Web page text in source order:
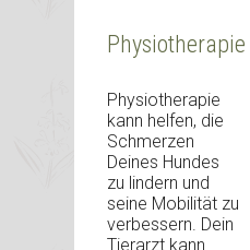
Physiotherapie
Physiotherapie
kann helfen, die
Schmerzen
Deines Hundes
zu lindern und
seine Mobilität zu
verbessern. Dein
Tierarzt kann